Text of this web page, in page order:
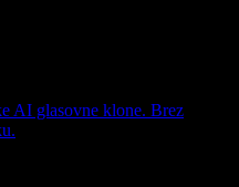
AI glasovne klone. Brez